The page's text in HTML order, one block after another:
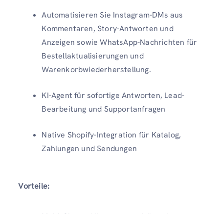
Automatisieren Sie Instagram-DMs aus
Kommentaren, Story-Antworten und
Anzeigen sowie WhatsApp-Nachrichten für
Bestellaktualisierungen und
Warenkorbwiederherstellung.
KI-Agent für sofortige Antworten, Lead-
Bearbeitung und Supportanfragen
Native Shopify-Integration für Katalog,
Zahlungen und Sendungen
Vorteile: